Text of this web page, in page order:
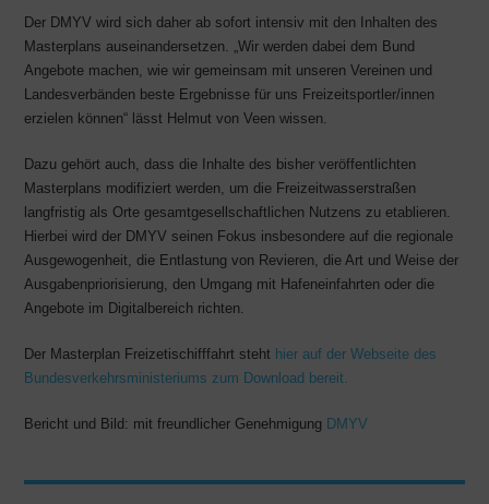
Der DMYV wird sich daher ab sofort intensiv mit den Inhalten des
Masterplans auseinandersetzen. „Wir werden dabei dem Bund
Angebote machen, wie wir gemeinsam mit unseren Vereinen und
Landesverbänden beste Ergebnisse für uns Freizeitsportler/innen
erzielen können“ lässt Helmut von Veen wissen.
Dazu gehört auch, dass die Inhalte des bisher veröffentlichten
Masterplans modifiziert werden, um die Freizeitwasserstraßen
langfristig als Orte gesamtgesellschaftlichen Nutzens zu etablieren.
Hierbei wird der DMYV seinen Fokus insbesondere auf die regionale
Ausgewogenheit, die Entlastung von Revieren, die Art und Weise der
Ausgabenpriorisierung, den Umgang mit Hafeneinfahrten oder die
Angebote im Digitalbereich richten.
Der Masterplan Freizetischifffahrt steht hier auf der Webseite des
Bundesverkehrsministeriums zum Download bereit.
Bericht und Bild: mit freundlicher Genehmigung DMYV